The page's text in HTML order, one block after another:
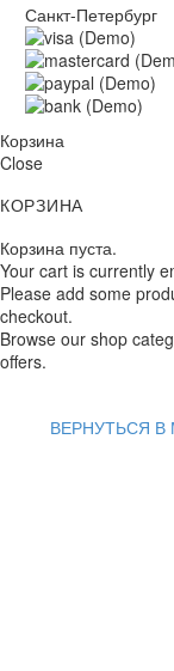
Санкт-Петербург
Корзина
Close
КОРЗИНА
Корзина пуста.
Your cart is currently
Please add some
checkout.
Browse our shop
offers.
ВЕРНУТЬСЯ В